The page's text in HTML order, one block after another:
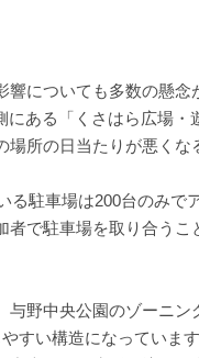
についても多数の懸念
ある「くさはら広場・
所の日当たりが悪くな
る駐車場は200台のみで
で駐車場を取り合うこ
野中央公園のゾーニン
すい構造になっていま